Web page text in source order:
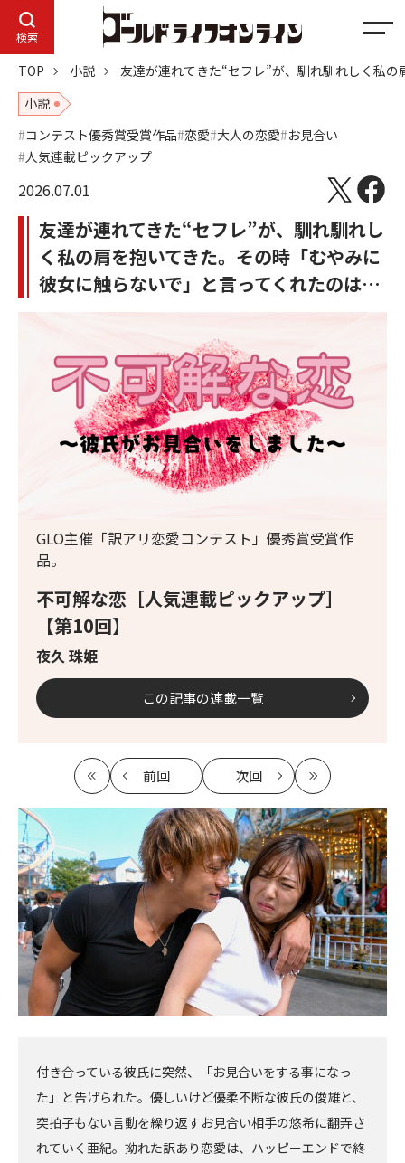
検索
メ
ュ
TOP 小説
友達が連れてきた“セフレ”が、馴れ馴れしく私
小説
コンテスト優秀賞受賞作品 恋愛 大人の恋愛 お見合い
人気連載ピックアップ
2026.07.01
友達が連れてきた“セフレ”が、馴れ馴れし
く私の肩を抱いてきた。その時「むやみに
彼女に触らないで」と言ってくれたのは…
不可解な恋［人気連載ピックアップ］
【第10回】
夜久 珠姫
GLO主催「訳アリ恋愛コンテスト」優秀賞受賞作
品。
この記事の連載一覧
最
初
前回
記
事
へ
次回
記
事
へ
最
新
付き合っている彼氏に突然、「お見合いをする事になっ
た」と告げられた。優しいけど優柔不断な彼氏の俊雄と、
突拍子もない言動を繰り返すお見合い相手の悠希に翻弄さ
れていく亜紀。拗れた訳あり恋愛は、ハッピーエンドで終